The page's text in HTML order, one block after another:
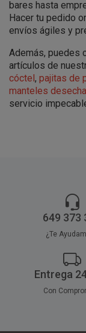
bares hasta
Hacer tu pedido
envíos ágiles y
Además, puedes
artículos de
cóctel, pajitas de
manteles
servicio
649 373
¿Te
Entrega
Con